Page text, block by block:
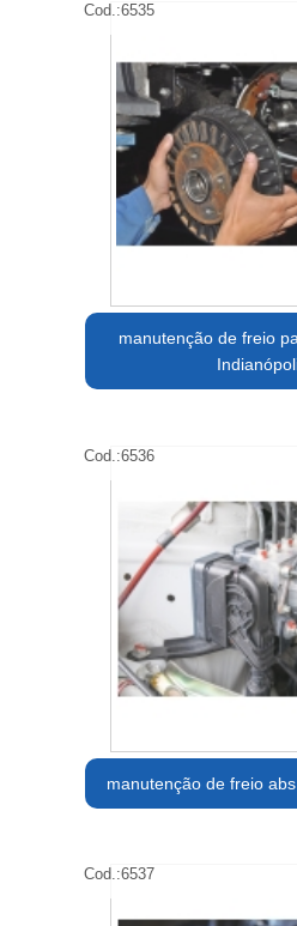
Cod.:6535
manutenção de freio
Cod.:6536
manutenção de freio
Cod.:6537